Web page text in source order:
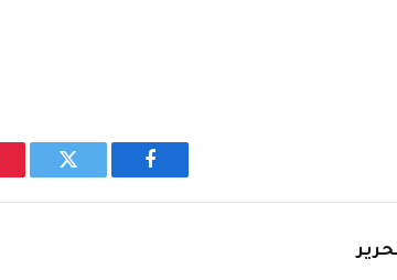
فيسبوك تويتر